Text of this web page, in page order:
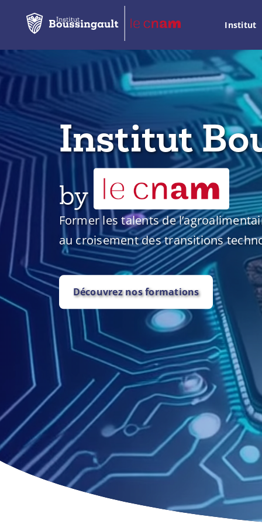
Institut
Institut
by
Former les talents de
au croisement des transitions
Découvrez nos formations